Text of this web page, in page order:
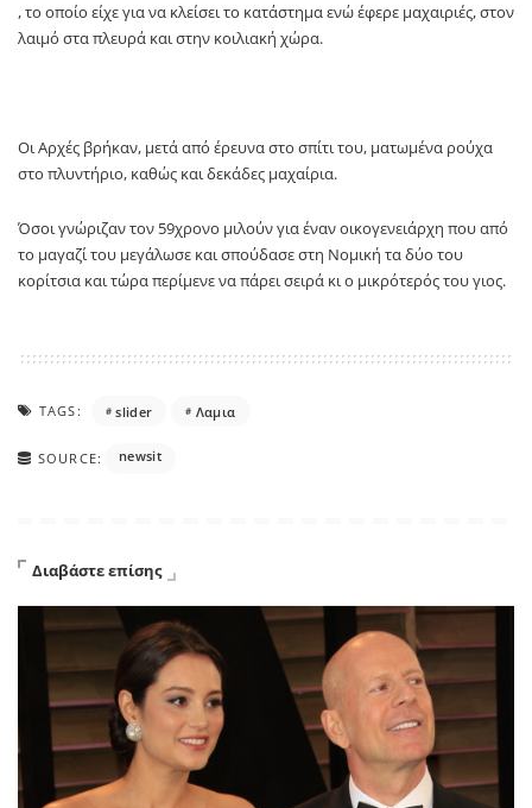
, το οποίο είχε για να κλείσει το κατάστημα ενώ έφερε μαχαιριές, στον
λαιμό στα πλευρά και στην κοιλιακή χώρα.
Οι Αρχές βρήκαν, μετά από έρευνα στο σπίτι του, ματωμένα ρούχα
στο πλυντήριο, καθώς και δεκάδες μαχαίρια.
Όσοι γνώριζαν τον 59χρονο μιλούν για έναν οικογενειάρχη που από
το μαγαζί του μεγάλωσε και σπούδασε στη Νομική τα δύο του
κορίτσια και τώρα περίμενε να πάρει σειρά κι ο μικρότερός του γιος.
TAGS: slider Λαμια
SOURCE: newsit
Διαβάστε επίσης